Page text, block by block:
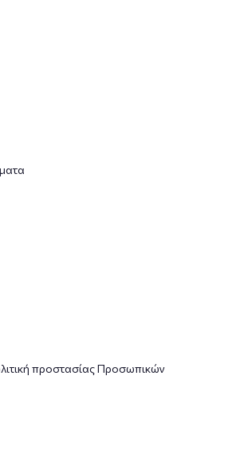
προστασίας Προσωπικών